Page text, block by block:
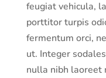
feugiat vehicula,
porttitor turpis
fermentum orci,
ut. Integer
nulla nibh laoreet